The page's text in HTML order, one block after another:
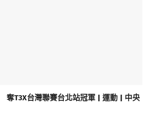
奪T3X台灣聯賽台北站冠軍 | 運動 | 中央